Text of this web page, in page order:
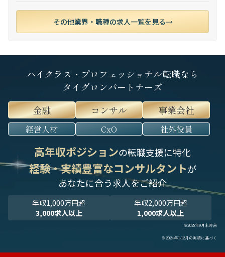
その他業界・職種の求人一覧を見る
ハイクラス・プロフェッショナル転職なら
タイグロンパートナーズ
金融
コンサル 事業会社
経営人材 CxO 社外役員
高年収ポジションの転職支援に特化
経験・実績豊富なコンサルタントが
あなたに合う求人をご紹介
年収1,000万円超
3,000求人以上
年収2,000万円超
1,000求人以上
※2025年9月末時点
※2024年1-12月の実績に基づく